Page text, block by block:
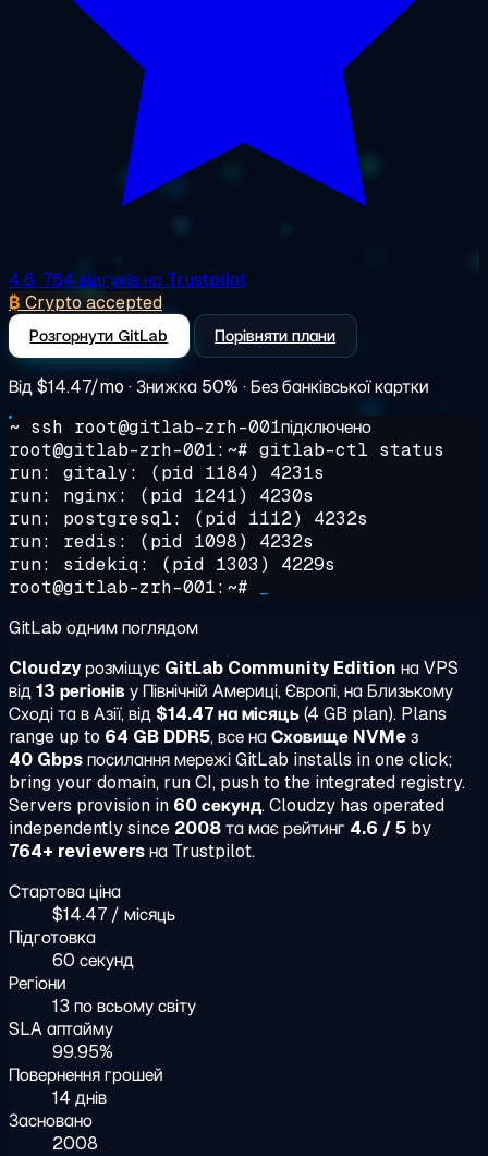
4.6· 764 відгуків на Trustpilot
₿ Crypto accepted
Розгорнути GitLab Порівняти плани
Від$14.47/mo · Знижка 50% · Без банківської картки
~ ssh root@gitlab-zrh-001підключено
root@gitlab-zrh-001:~# gitlab-ctl status
run: gitaly: (pid 1184) 4231s
run: nginx: (pid 1241) 4230s
run: postgresql: (pid 1112) 4232s
run: redis: (pid 1098) 4232s
run: sidekiq: (pid 1303) 4229s
root@gitlab-zrh-001:~#
GitLab одним поглядом
Cloudzyрозміщує GitLab Community Edition на VPS
від13 регіоніву Північній Америці, Європі, на Близькому
Сході та в Азії, від $14.47 на місяць(4 GB plan). Plans
range up to 64 GB DDR5, все наСховище NVMeз
40 Gbpsпосилання мережі GitLab installs in one click;
bring your domain, run CI, push to the integrated registry.
Servers provision in 60 секунд. Cloudzy has operated
independently since 2008та має рейтинг 4.6 / 5 by
764+ reviewersна Trustpilot.
Стартова ціна
$14.47 / місяць
Підготовка
60 секунд
Регіони
13 по всьому світу
SLA аптайму
99.95%
Повернення грошей
14 днів
Засновано
2008